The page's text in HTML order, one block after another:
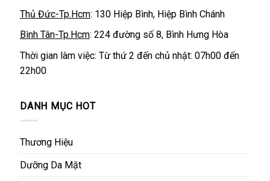
Thủ Đức-Tp.Hcm: 130 Hiệp Bình, Hiệp Bình Chánh
Bình Tân-Tp.Hcm: 224 đường số 8, Bình Hưng Hòa
Thời gian làm việc: Từ thứ 2 đến chủ nhật: 07h00 đến
22h00
DANH MỤC HOT
Thương Hiệu
Dưỡng Da Mặt